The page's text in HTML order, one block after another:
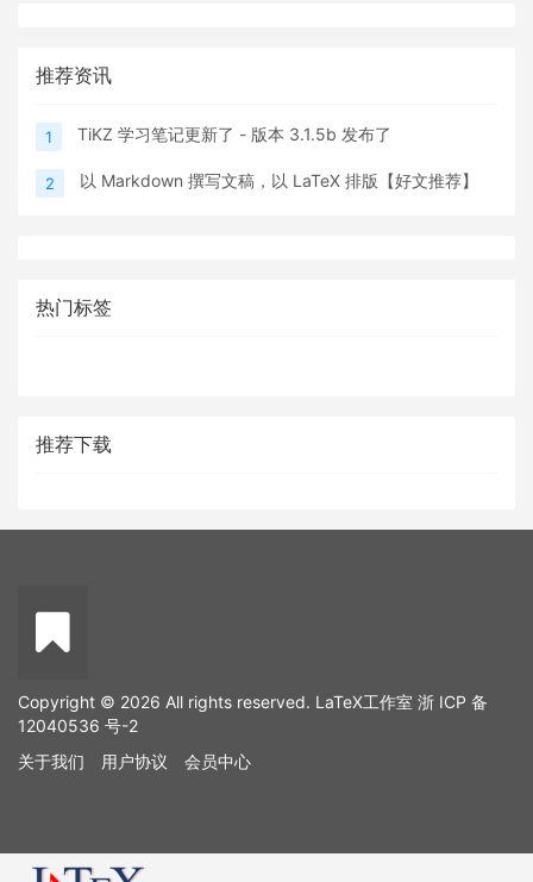
推荐资讯
1 TiKZ 学习笔记更新了 - 版本 3.1.5b 发布了
2 以 Markdown 撰写文稿，以 LaTeX 排版【好文推荐】
热门标签
推荐下载
Copyright © 2026 All rights reserved. LaTeX工作室 浙 ICP 备
12040536 号-2
关于我们
用户协议 会员中心